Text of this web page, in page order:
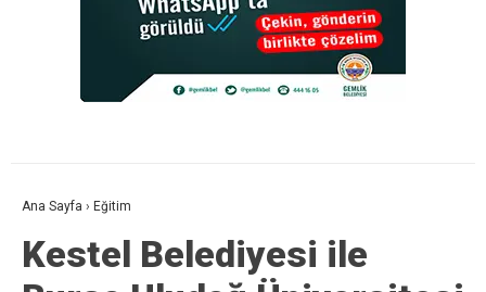
Ana Sayfa › Eğitim
Kestel Belediyesi ile